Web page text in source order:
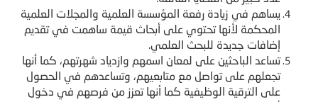
يساهم في زيادة رفعة المؤسسة العلمية والمجلات العلمية
المحكمة لأنها تحتوي على أبحاث قيمة ساهمت في تقديم
إضافات جديدة للبحث العلمي.
تساعد الباحثين على لمعان اسمهم وازدياد شهرتهم، كما أنها
تجعلهم على تواصل مع متابعيهم، وتساعدهم في الحصول
على الترقية الوظيفية كما أنها تعزز من فرصهم في دخول